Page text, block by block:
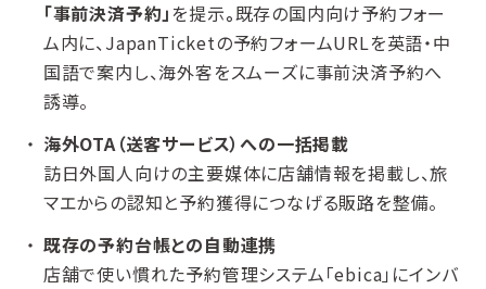
「事前決済予約」 を提示。既存の国内向け予約フォー
ム内に、JapanTicketの予約フォームURLを英語・中
国語で案内し、海外客をスムーズに事前決済予約へ
誘導。
海外OTA（送客サービス）への一括掲載
訪日外国人向けの主要媒体に店舗情報を掲載し、旅
マエからの認知と予約獲得につなげる販路を整備。
既存の予約台帳との自動連携
店舗で使い慣れた予約管理システム「ebica」にインバ